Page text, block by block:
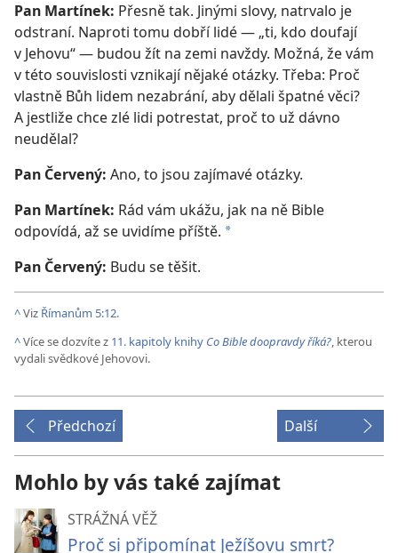
Pan Martínek: Přesně tak. Jinými slovy, natrvalo je
odstraní. Naproti tomu dobří lidé — „ti, kdo doufají
v Jehovu“ — budou žít na zemi navždy. Možná, že vám
v této souvislosti vznikají nějaké otázky. Třeba: Proč
vlastně Bůh lidem nezabrání, aby dělali špatné věci?
A jestliže chce zlé lidi potrestat, proč to už dávno
neudělal?
Pan Červený: Ano, to jsou zajímavé otázky.
Pan Martínek: Rád vám ukážu, jak na ně Bible
odpovídá, až se uvidíme příště. *
Pan Červený: Budu se těšit.
^Viz Římanům 5:12.
^Více se dozvíte z 11. kapitoly knihy Co Bible doopravdy říká?, kterou
vydali svědkové Jehovovi.
Předchozí Další
Mohlo by vás také zajímat
STRÁŽNÁ VĚŽ
Proč si připomínat Ježíšovu smrt?